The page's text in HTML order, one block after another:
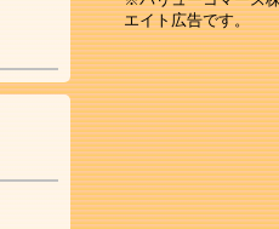
エイト広告です。